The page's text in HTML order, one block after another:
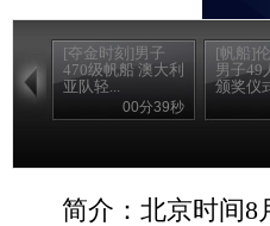
[夺金时刻]男子
470级帆船 澳大利
亚队轻...
00分39秒
[帆船]
男子49
颁奖仪
简介：北京时间8